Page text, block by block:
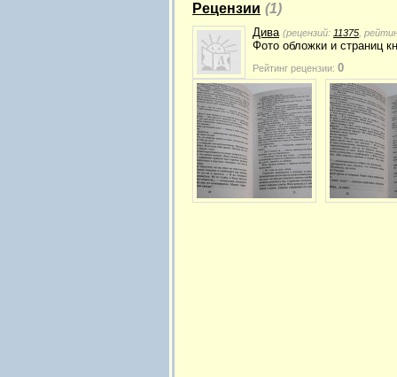
Рецензии (1)
Дива (рецензий: 11375 ,
Фото обложки и страниц
Рейтинг рецензии: 0